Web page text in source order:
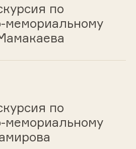
по
мемориальному
по
мемориальному